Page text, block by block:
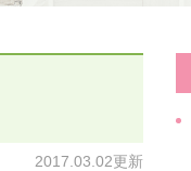
2017.03.02更新